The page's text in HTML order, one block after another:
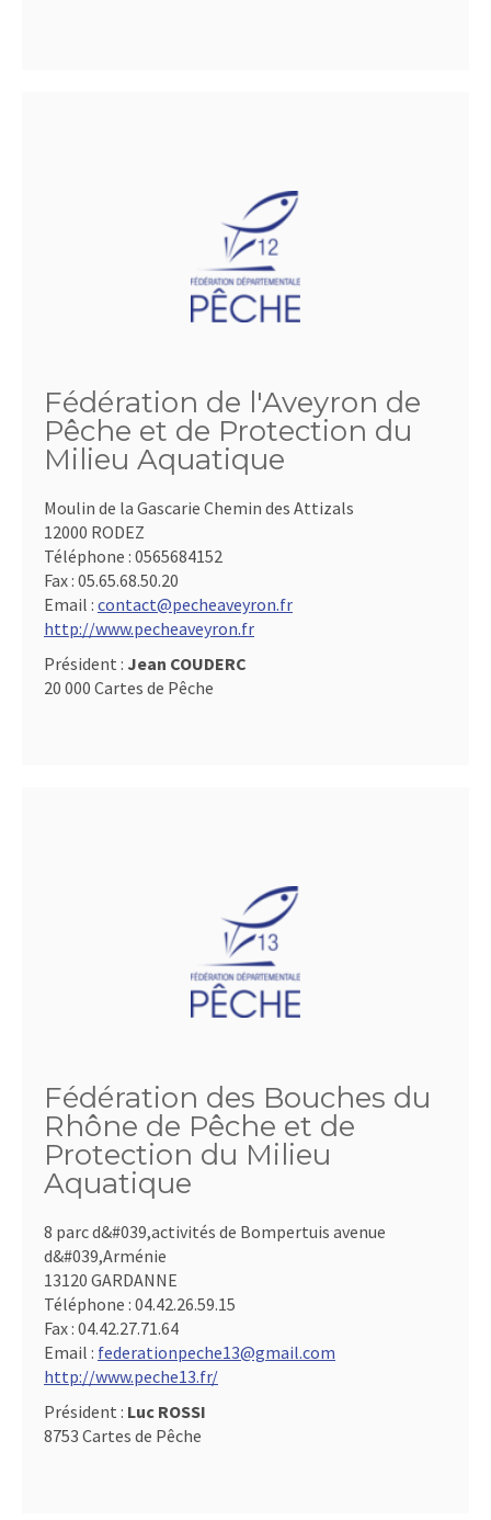
Fédération de l'Aveyron de
Pêche et de Protection du
Milieu Aquatique
Moulin de la Gascarie Chemin des Attizals
12000 RODEZ
Téléphone : 0565684152
Fax : 05.65.68.50.20
Email : contact@pecheaveyron.fr
http://www.pecheaveyron.fr
Président : Jean COUDERC
20 000 Cartes de Pêche
Fédération des Bouches du
Rhône de Pêche et de
Protection du Milieu
Aquatique
8 parc d&#039,activités de Bompertuis avenue
d&#039,Arménie
13120 GARDANNE
Téléphone : 04.42.26.59.15
Fax : 04.42.27.71.64
Email : federationpeche13@gmail.com
http://www.peche13.fr/
Président : Luc ROSSI
8753 Cartes de Pêche